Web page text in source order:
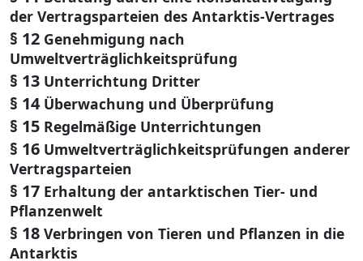
der Vertragsparteien des Antarktis-Vertrages
§ 12 Genehmigung nach
Umweltverträglichkeitsprüfung
§ 13 Unterrichtung Dritter
§ 14 Überwachung und Überprüfung
§ 15 Regelmäßige Unterrichtungen
§ 16 Umweltverträglichkeitsprüfungen anderer
Vertragsparteien
§ 17 Erhaltung der antarktischen Tier- und
Pflanzenwelt
§ 18 Verbringen von Tieren und Pflanzen in die
Antarktis